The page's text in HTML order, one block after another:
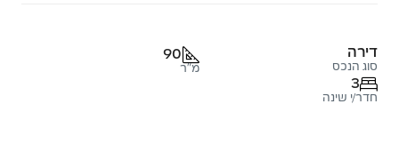
דירה
סוג הנכס
90
מ"ר
3
חדר/י שינה